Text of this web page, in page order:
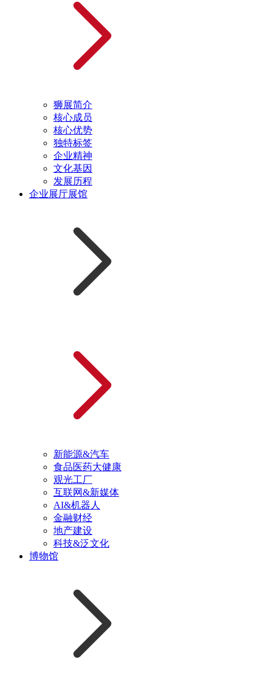
狮展简介
核心成员
核心优势
独特标签
企业精神
文化基因
发展历程
企业展厅展馆
新能源&汽车
食品医药大健康
观光工厂
互联网&新媒体
AI&机器人
金融财经
地产建设
科技&泛文化
博物馆